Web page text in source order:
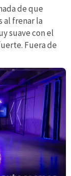
de que
al frenar la
suave con el
Fuera de